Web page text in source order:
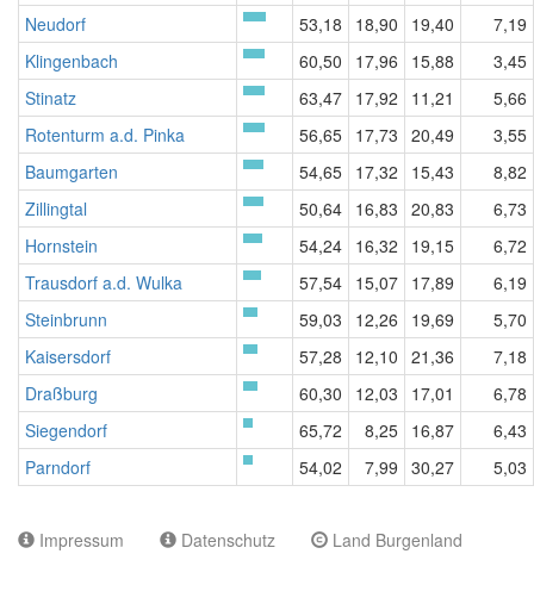
Neudorf
53,18 18,90 19,40
7,19
Klingenbach
60,50 17,96 15,88
3,45
Stinatz
63,47 17,92 11,21
5,66
Rotenturm a.d. Pinka
56,65 17,73 20,49
3,55
Baumgarten
54,65 17,32 15,43
8,82
Zillingtal
50,64 16,83 20,83
6,73
Hornstein
54,24 16,32 19,15
6,72
Trausdorf a.d. Wulka
57,54 15,07 17,89
6,19
Steinbrunn
59,03 12,26 19,69
5,70
Kaisersdorf
57,28 12,10 21,36
7,18
Draßburg
60,30 12,03 17,01
6,78
Siegendorf
65,72 8,25 16,87
6,43
Parndorf
54,02 7,99 30,27 5,03
Impressum Datenschutz Land Burgenland